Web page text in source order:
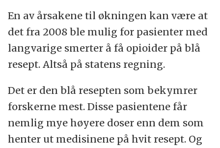
En av årsakene til økningen kan være at
det fra 2008 ble mulig for pasienter med
langvarige smerter å få opioider på blå
resept. Altså på statens regning.
Det er den blå resepten som bekymrer
forskerne mest. Disse pasientene får
nemlig mye høyere doser enn dem som
henter ut medisinene på hvit resept. Og